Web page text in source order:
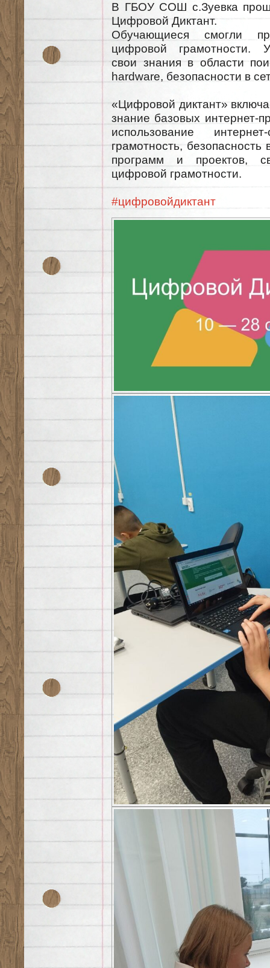
В ГБОУ СОШ с.Зуевка
Цифровой Диктант.
Обучающиеся смогли
цифровой грамотности.
свои знания в области
hardware, безопасности в
«Цифровой диктант»
знание базовых интернет-
использование
грамотность,
программ и проектов,
цифровой грамотности.
#цифровойдиктант